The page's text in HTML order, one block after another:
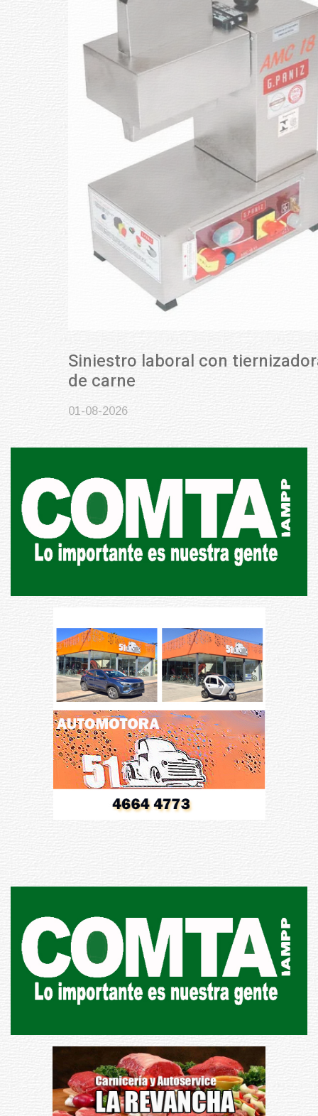
Siniestro laboral con tiernizadora
de carne
01-08-2026